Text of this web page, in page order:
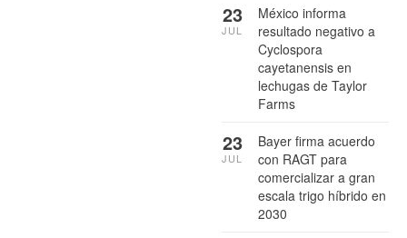
México informa
resultado negativo a
Cyclospora
cayetanensis en
lechugas de Taylor
Farms
23
JUL
Bayer firma acuerdo
con RAGT para
comercializar a gran
escala trigo híbrido en
2030
23
JUL